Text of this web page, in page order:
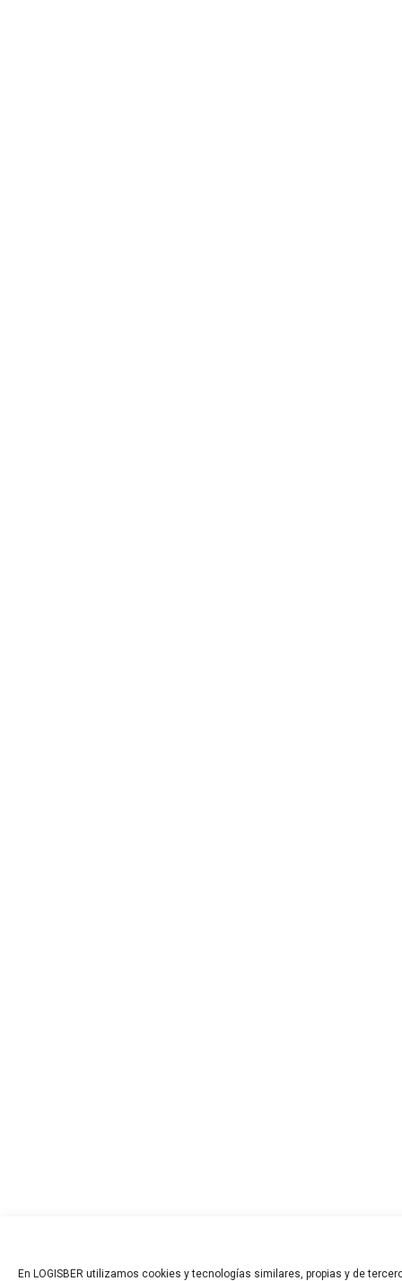
En LOGISBER utilizamos cookies y tecnologías similares, propias y de